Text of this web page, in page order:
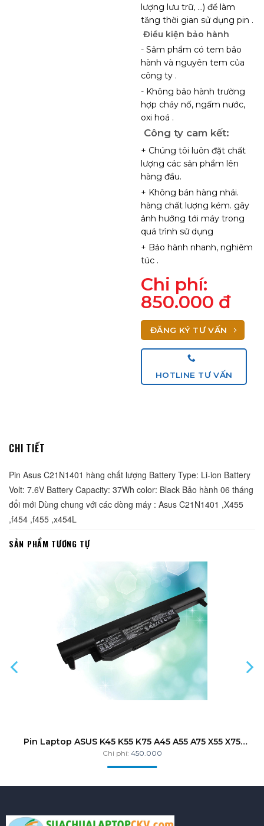
lượng lưu trữ, …) để làm
tăng thời gian sử dụng pin .
Điều kiện bảo hành
- Sảm phẩm có tem bảo
hành và nguyên tem của
công ty .
- Không bảo hành trường
hợp cháy nố, ngấm nước,
oxi hoá .
Công ty cam kết:
+ Chúng tôi luôn đặt chất
lượng các sản phẩm lên
hàng đầu.
+ Không bán hàng nhái.
hàng chất lượng kém. gây
ảnh hưởng tới máy trong
quá trình sử dụng
+ Bảo hành nhanh, nghiêm
túc .
Chi phí:
850.000 đ
ĐĂNG KÝ TƯ VẤN
HOTLINE TƯ VẤN
CHI TIẾT
Pin Asus C21N1401 hàng chất lượng Battery Type: Li-ion Battery
Volt: 7.6V Battery Capacity: 37Wh color: Black Bảo hành 06 tháng
đổi mới Dùng chung với các dòng máy : Asus C21N1401 ,X455
,f454 ,f455 ,x454L
SẢN PHẨM TƯƠNG TỰ
Pin Laptop ASUS K45 K55 K75 A45 A55 A75 X55 X75
X80 R400 R500 R700 ZIN
Chi phí: 450.000